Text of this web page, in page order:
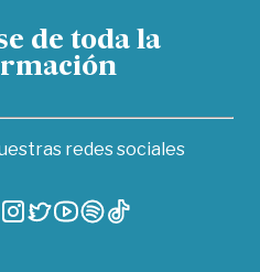
de toda la
redes sociales